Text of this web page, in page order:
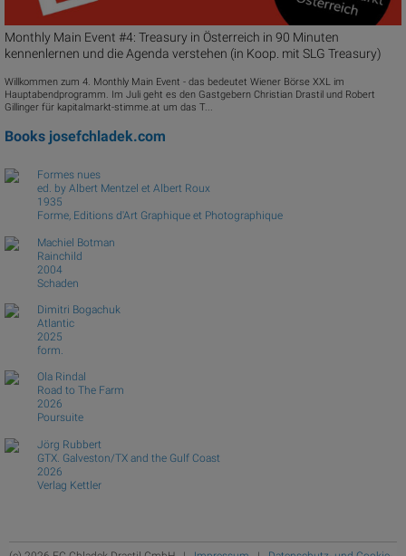
Monthly Main Event #4: Treasury in Österreich in 90 Minuten
kennenlernen und die Agenda verstehen (in Koop. mit SLG Treasury)
Willkommen zum 4. Monthly Main Event - das bedeutet Wiener Börse XXL im
Hauptabendprogramm. Im Juli geht es den Gastgebern Christian Drastil und Robert
Gillinger für kapitalmarkt-stimme.at um das T...
Books josefchladek.com
Formes nues
ed. by Albert Mentzel et Albert Roux
1935
Forme, Editions d'Art Graphique et Photographique
Machiel Botman
Rainchild
2004
Schaden
Dimitri Bogachuk
Atlantic
2025
form.
Ola Rindal
Road to The Farm
2026
Poursuite
Jörg Rubbert
GTX. Galveston/TX and the Gulf Coast
2026
Verlag Kettler